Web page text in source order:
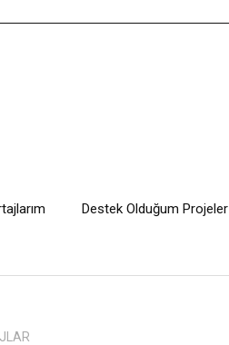
Destek Olduğum Projeler